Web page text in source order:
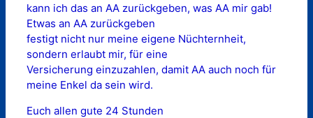
kann ich das an AA zurückgeben, was AA mir gab!
Etwas an AA zurückgeben
festigt nicht nur meine eigene Nüchternheit,
sondern erlaubt mir, für eine
Versicherung einzuzahlen, damit AA auch noch für
meine Enkel da sein wird.
Euch allen gute 24 Stunden